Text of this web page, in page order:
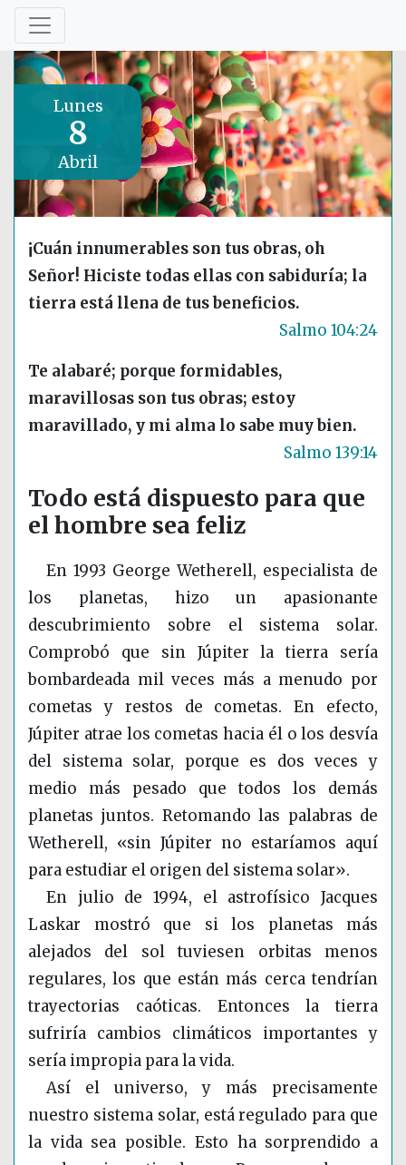
Lunes
8
Abril
¡Cuán innumerables son tus obras, oh
Señor! Hiciste todas ellas con sabiduría; la
tierra está llena de tus beneficios.
Salmo 104:24
Te alabaré; porque formidables,
maravillosas son tus obras; estoy
maravillado, y mi alma lo sabe muy bien.
Salmo 139:14
Todo está dispuesto para que
el hombre sea feliz
En 1993 George Wetherell, especialista de
los planetas, hizo un apasionante
descubrimiento sobre el sistema solar.
Comprobó que sin Júpiter la tierra sería
bombardeada mil veces más a menudo por
cometas y restos de cometas. En efecto,
Júpiter atrae los cometas hacia él o los desvía
del sistema solar, porque es dos veces y
medio más pesado que todos los demás
planetas juntos. Retomando las palabras de
Wetherell, «sin Júpiter no estaríamos aquí
para estudiar el origen del sistema solar».
En julio de 1994, el astrofísico Jacques
Laskar mostró que si los planetas más
alejados del sol tuviesen orbitas menos
regulares, los que están más cerca tendrían
trayectorias caóticas. Entonces la tierra
sufriría cambios climáticos importantes y
sería impropia para la vida.
Así el universo, y más precisamente
nuestro sistema solar, está regulado para que
la vida sea posible. Esto ha sorprendido a